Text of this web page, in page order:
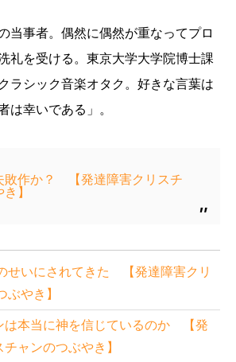
当事者。偶然に偶然が重なってプロ
礼を受ける。東京大学大学院博士課
ラシック音楽オタク。好きな言葉は
は幸いである」。
敗作か？ 【発達障害クリスチ
】
せいにされてきた 【発達障害クリ
ぶやき】
は本当に神を信じているのか 【発
ャンのつぶやき】